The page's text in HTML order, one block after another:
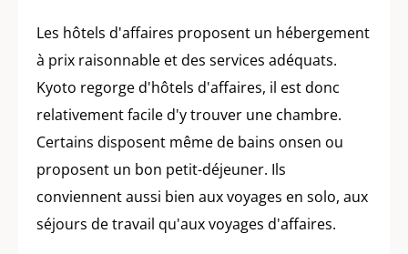
Les hôtels d'affaires proposent un hébergement
à prix raisonnable et des services adéquats.
Kyoto regorge d'hôtels d'affaires, il est donc
relativement facile d'y trouver une chambre.
Certains disposent même de bains onsen ou
proposent un bon petit-déjeuner. Ils
conviennent aussi bien aux voyages en solo, aux
séjours de travail qu'aux voyages d'affaires.